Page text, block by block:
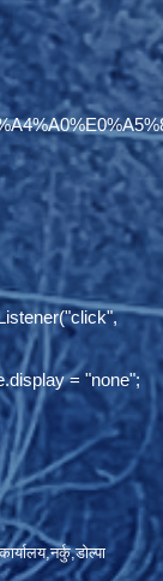
= "none";